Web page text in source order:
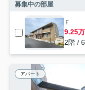
募集中の部屋
Ｆ
9.25
2階 /
アパート